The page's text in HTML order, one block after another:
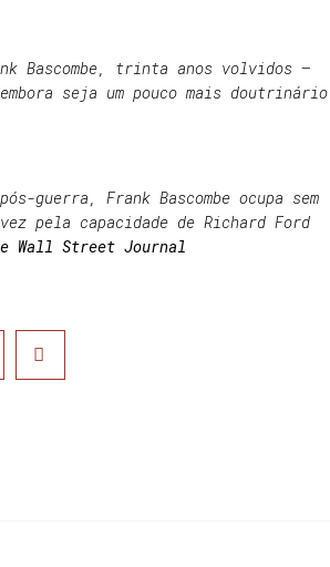
Bascombe, trinta anos volvidos –
seja um pouco mais doutrinário
guerra, Frank Bascombe ocupa sem
pela capacidade de Richard Ford
Wall Street Journal